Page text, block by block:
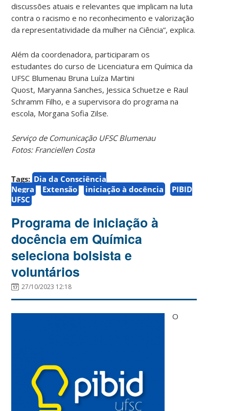
discussões atuais e relevantes que implicam na luta
contra o racismo e no reconhecimento e valorização
da representatividade da mulher na Ciência”, explica.
Além da coordenadora, participaram os
estudantes do curso de Licenciatura em Química da
UFSC Blumenau Bruna Luíza Martini
Quost, Maryanna Sanches, Jessica Schuetze e Raul
Schramm Filho, e a supervisora do programa na
escola, Morgana Sofia Zilse.
Serviço de Comunicação UFSC Blumenau
Fotos: Franciellen Costa
Tags: Dia da Consciência
Negra
Extensão iniciação à docência
PIBID
UFSC
Programa de iniciação à
docência em Química
seleciona bolsista e
voluntários
27/10/2023 12:18
O